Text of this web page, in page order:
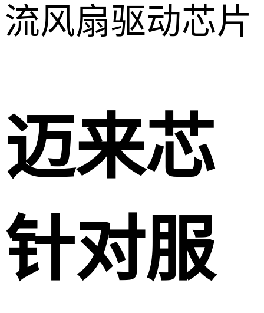
迈来芯
针对服